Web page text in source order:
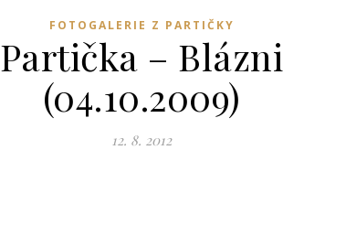
FOTOGALERIE Z PARTIČKY
Partička – Blázni
(04.10.2009)
12. 8. 2012